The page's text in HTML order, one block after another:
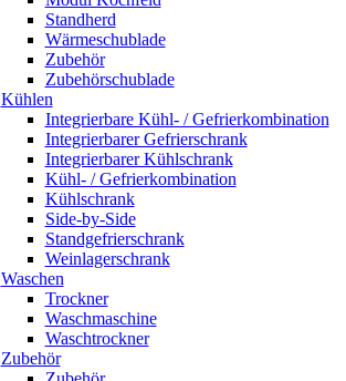
Standherd
Wärmeschublade
Zubehör
Zubehörschublade
Kühlen
Integrierbare Kühl- / Gefrierkombination
Integrierbarer Gefrierschrank
Integrierbarer Kühlschrank
Kühl- / Gefrierkombination
Kühlschrank
Side-by-Side
Standgefrierschrank
Weinlagerschrank
Waschen
Trockner
Waschmaschine
Waschtrockner
Zubehör